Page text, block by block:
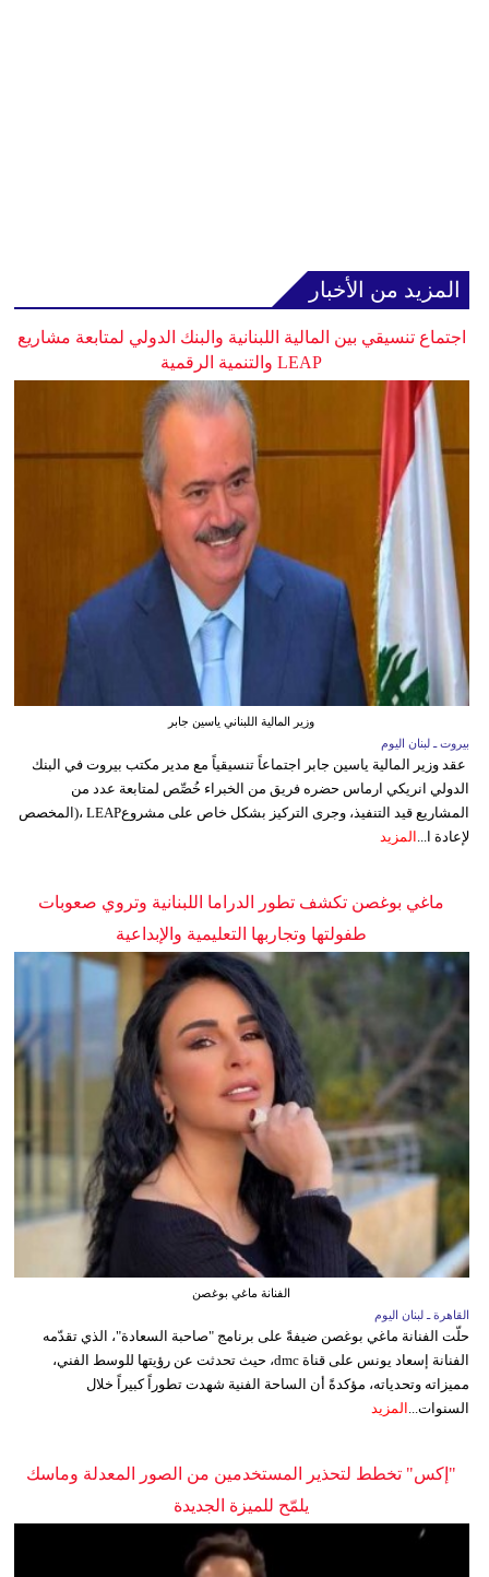
المزيد من الأخبار
اجتماع تنسيقي بين المالية اللبنانية والبنك الدولي لمتابعة مشاريع
LEAP والتنمية الرقمية
وزير المالية اللبناني ياسين جابر
بيروت ـ لبنان اليوم
عقد وزير المالية ياسين جابر اجتماعاً تنسيقياً مع مدير مكتب بيروت في البنك
الدولي انريكي ارماس حضره فريق من الخبراء خُصِّص لمتابعة عدد من
المشاريع قيد التنفيذ، وجرى التركيز بشكل خاص على مشروعLEAP ،(المخصص
لإعادة ا... المزيد
ماغي بوغصن تكشف تطور الدراما اللبنانية وتروي صعوبات
طفولتها وتجاربها التعليمية والإبداعية
الفنانة ماغي بوغصن
القاهرة ـ لبنان اليوم
حلّت الفنانة ماغي بوغصن ضيفةً على برنامج "صاحبة السعادة"، الذي تقدّمه
الفنانة إسعاد يونس على قناة dmc، حيث تحدثت عن رؤيتها للوسط الفني،
مميزاته وتحدياته، مؤكدةً أن الساحة الفنية شهدت تطوراً كبيراً خلال
السنوات...
المزيد
"إكس" تخطط لتحذير المستخدمين من الصور المعدلة وماسك
يلمّح للميزة الجديدة